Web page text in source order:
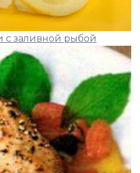
с заливной рыбой